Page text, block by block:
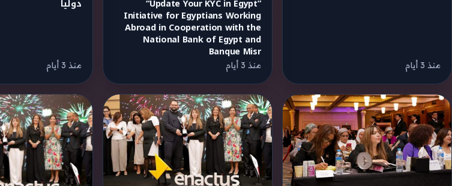
منذ 3 أيام
“Update Your KYC in Egypt”
Initiative for Egyptians Working
Abroad in Cooperation with the
National Bank of Egypt and
Banque Misr
منذ 3 أيام
دوليا
منذ 3 أيام